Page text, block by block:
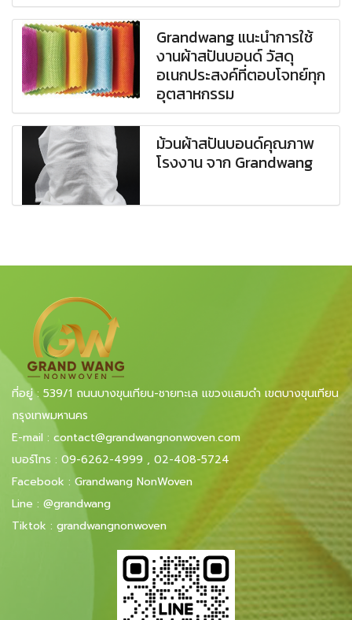
Grandwang แนะนำการใช้
งานผ้าสปันบอนด์ วัสดุ
อเนกประสงค์ที่ตอบโจทย์ทุก
อุตสาหกรรม
ม้วนผ้าสปันบอนด์คุณภาพ
โรงงาน จาก Grandwang
ที่อยู่ : 539/1 ถนนบางขุนเทียน-ชายทะเล แขวงแสมดำ เขตบางขุนเทียน
กรุงเทพมหานคร
E-mail : contact@grandwangnonwoven.com
เบอร์โทร : 09-6262-4999 , 02-408-5724
Facebook : Grandwang NonWoven
Line : @grandwang
Tiktok : grandwangnonwoven